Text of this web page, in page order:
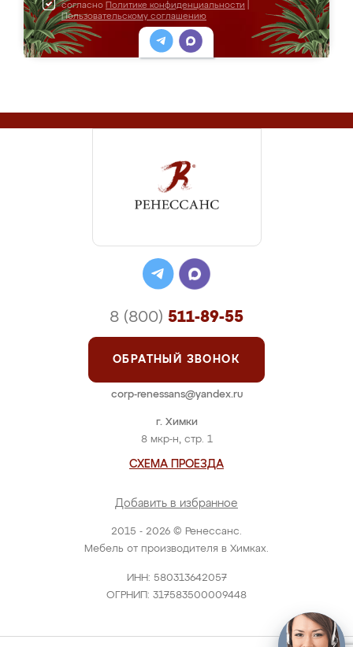
согласно Политике конфиденциальности
Пользовательскому соглашению
2015 - 2026 © Ренессанс.
Мебель от производителя в Химках.
ИНН: 580313642057
ОГРНИП: 317583500009448
г. Химки
8 мкр-н, стр. 1
СХЕМА ПРОЕЗДА
Добавить в избранное
8 (800) 511-89-55
ОБРАТНЫЙ ЗВОНОК
corp-renessans@yandex.ru